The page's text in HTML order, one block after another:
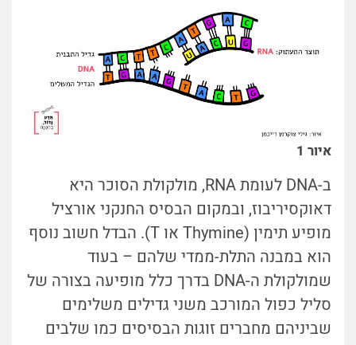
איור 1
ב-DNA לעומת RNA, מולקולת הסוכר היא
דאוקסיריבוז, ובמקום הבסיס החנקני אורציל
מופיע תימין (Thymine או T). הבדל חשוב נוסף
הוא במבנה התלת-ממדי שלהם – בעוד
שמולקולת ה-DNA בדרך כלל מופיעה בצורה של
סליל כפול המורכב משני גדילים משלימים
שביניהם מחברים זוגות הבסיסים כמו שלבים